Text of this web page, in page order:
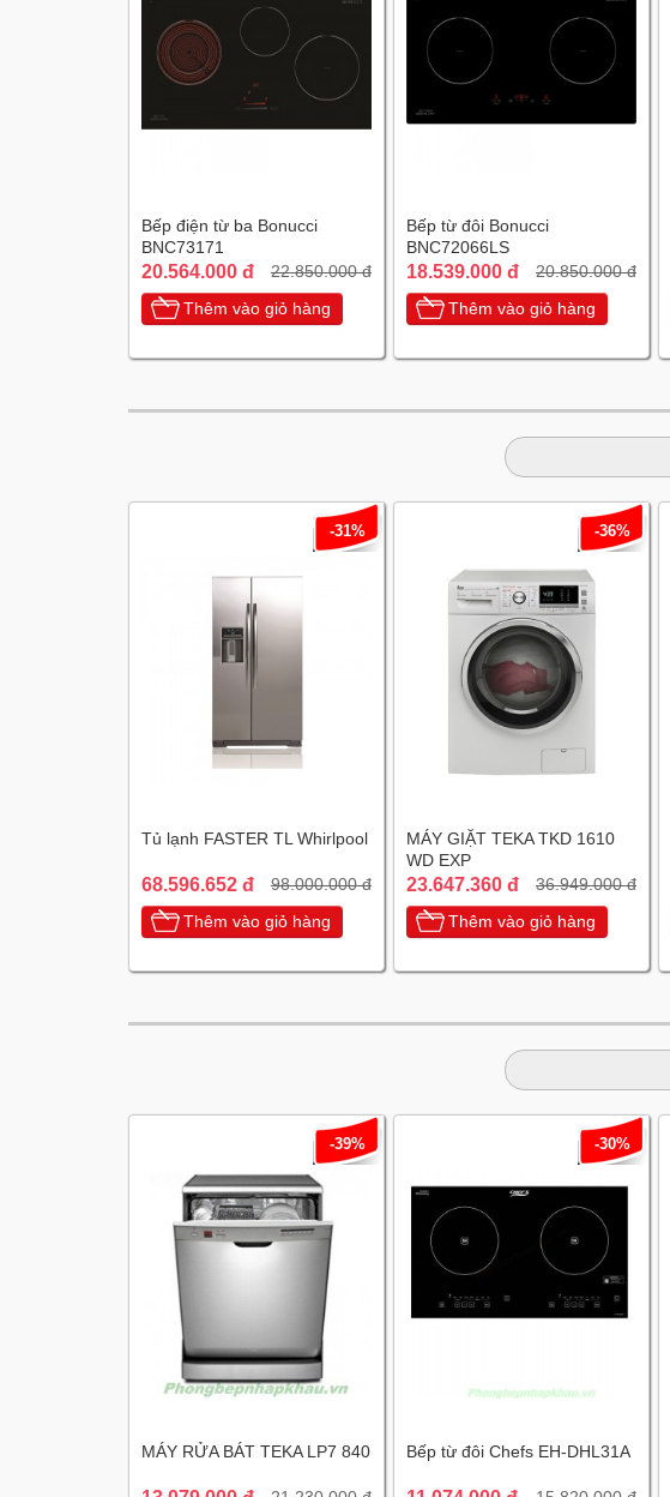
Bếp điện từ ba Bonucci
BNC73171
20.564.000 đ 22.850.000 đ
Thêm vào giỏ hàng
Bếp từ đôi Bonucci
BNC72066LS
18.539.000 đ 20.850.000 đ
Thêm vào giỏ hàng
-31%
Tủ lạnh FASTER TL Whirlpool
68.596.652 đ 98.000.000 đ
Thêm vào giỏ hàng
-36%
MÁY GIẶT TEKA TKD 1610
WD EXP
23.647.360 đ 36.949.000 đ
Thêm vào giỏ hàng
-39%
MÁY RỬA BÁT TEKA LP7 840
-30%
Bếp từ đôi Chefs EH-DHL31A